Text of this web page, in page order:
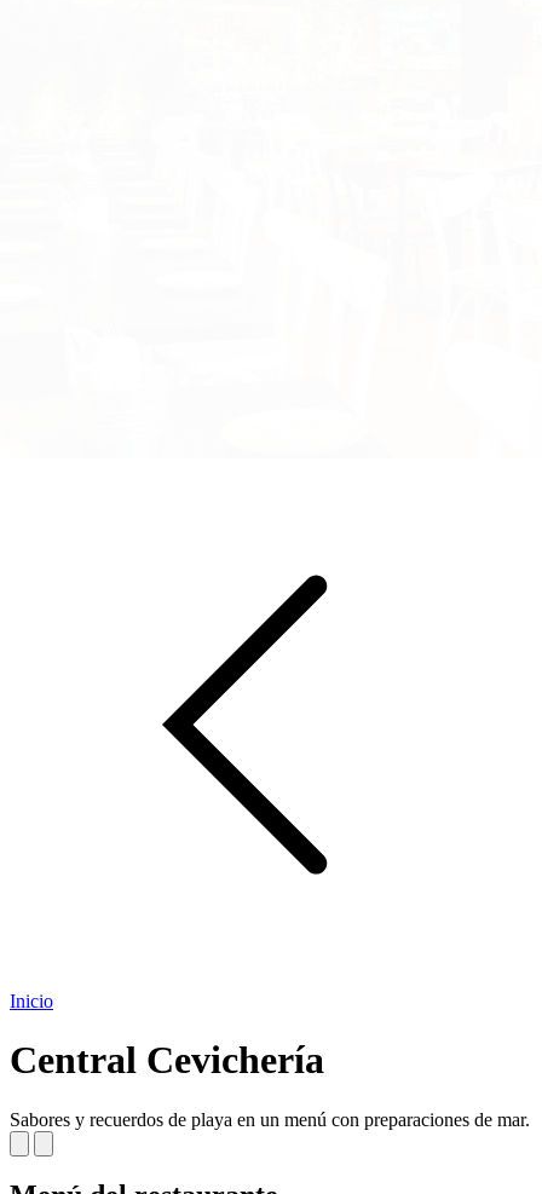
Inicio
Central Cevichería
Sabores y recuerdos de playa en un menú con preparaciones de mar.